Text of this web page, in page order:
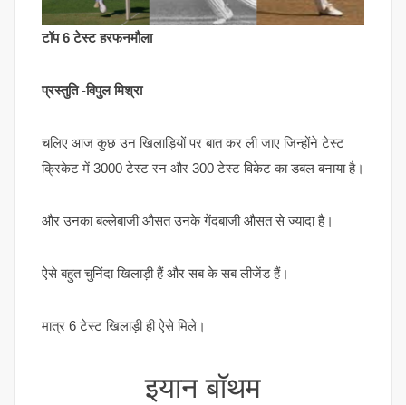
टॉप 6 टेस्ट हरफनमौला
प्रस्तुति -विपुल मिश्रा
चलिए आज कुछ उन खिलाड़ियों पर बात कर ली जाए जिन्होंने टेस्ट
क्रिकेट में 3000 टेस्ट रन और 300 टेस्ट विकेट का डबल बनाया है।
और उनका बल्लेबाजी औसत उनके गेंदबाजी औसत से ज्यादा है।
ऐसे बहुत चुनिंदा खिलाड़ी हैं और सब के सब लीजेंड हैं।
मात्र 6 टेस्ट खिलाड़ी ही ऐसे मिले।
इयान बॉथम